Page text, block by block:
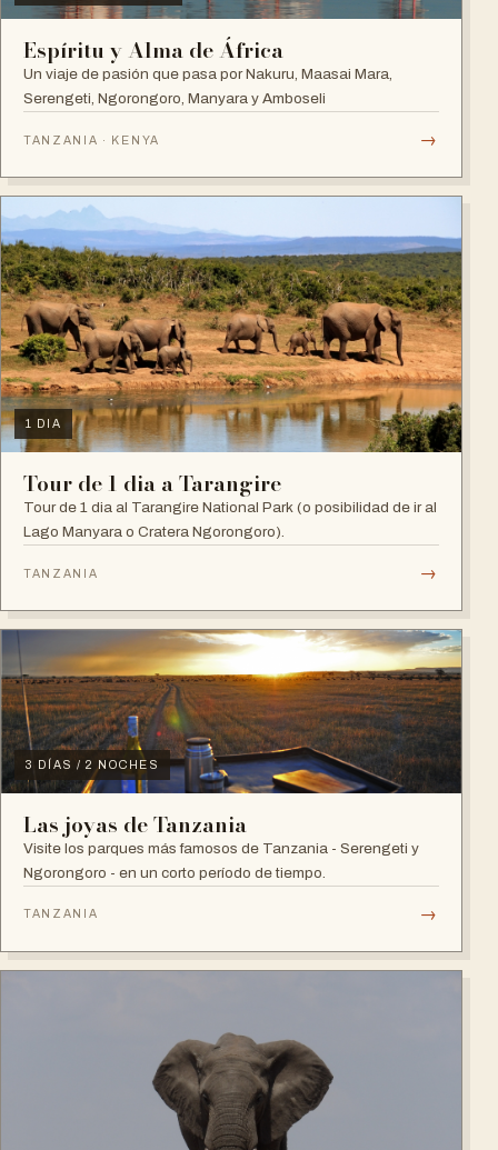
Espíritu y Alma de África
Un viaje de pasión que pasa por Nakuru, Maasai Mara,
Serengeti, Ngorongoro, Manyara y Amboseli
TANZANIA · KENYA →
1 DIA
Tour de 1 dia a Tarangire
Tour de 1 dia al Tarangire National Park (o posibilidad de ir al
Lago Manyara o Cratera Ngorongoro).
TANZANIA →
3 DÍAS / 2 NOCHES
Las joyas de Tanzania
Visite los parques más famosos de Tanzania - Serengeti y
Ngorongoro - en un corto período de tiempo.
TANZANIA →